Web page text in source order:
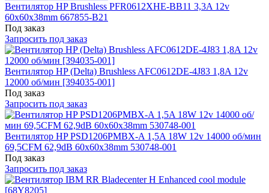
Вентилятор HP Brushless PFR0612XHE-BB11 3,3A 12v
60x60x38mm 667855-B21
Под заказ
Запросить под заказ
Вентилятор HP (Delta) Brushless AFC0612DE-4J83 1,8A 12v
12000 об/мин [394035-001]
Под заказ
Запросить под заказ
Вентилятор HP PSD1206PMBX-A 1,5A 18W 12v 14000 об/мин
69,5CFM 62,9dB 60x60x38mm 530748-001
Под заказ
Запросить под заказ